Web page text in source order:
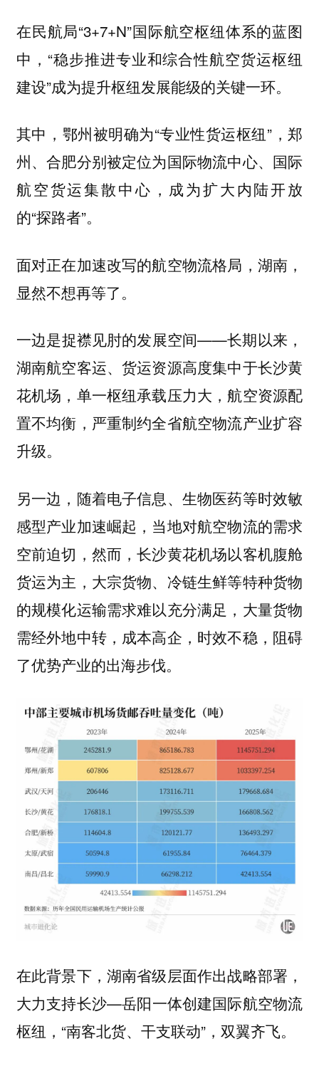
在民航局“3+7+N”国际航空枢纽体系的蓝图
中，“稳步推进专业和综合性航空货运枢纽
建设”成为提升枢纽发展能级的关键一环。
其中，鄂州被明确为“专业性货运枢纽”，郑
州、合肥分别被定位为国际物流中心、国际
航空货运集散中心，成为扩大内陆开放
的“探路者”。
面对正在加速改写的航空物流格局，湖南，
显然不想再等了。
一边是捉襟见肘的发展空间——长期以来，
湖南航空客运、货运资源高度集中于长沙黄
花机场，单一枢纽承载压力大，航空资源配
置不均衡，严重制约全省航空物流产业扩容
升级。
另一边，随着电子信息、生物医药等时效敏
感型产业加速崛起，当地对航空物流的需求
空前迫切，然而，长沙黄花机场以客机腹舱
货运为主，大宗货物、冷链生鲜等特种货物
的规模化运输需求难以充分满足，大量货物
需经外地中转，成本高企，时效不稳，阻碍
了优势产业的出海步伐。
在此背景下，湖南省级层面作出战略部署，
大力支持长沙—岳阳一体创建国际航空物流
枢纽，“南客北货、干支联动”，双翼齐飞。